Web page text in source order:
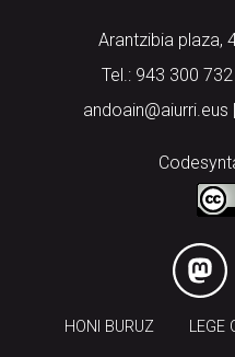
Arantzibia plaza,
Tel.: 943 300
HONI BURUZ LEGE